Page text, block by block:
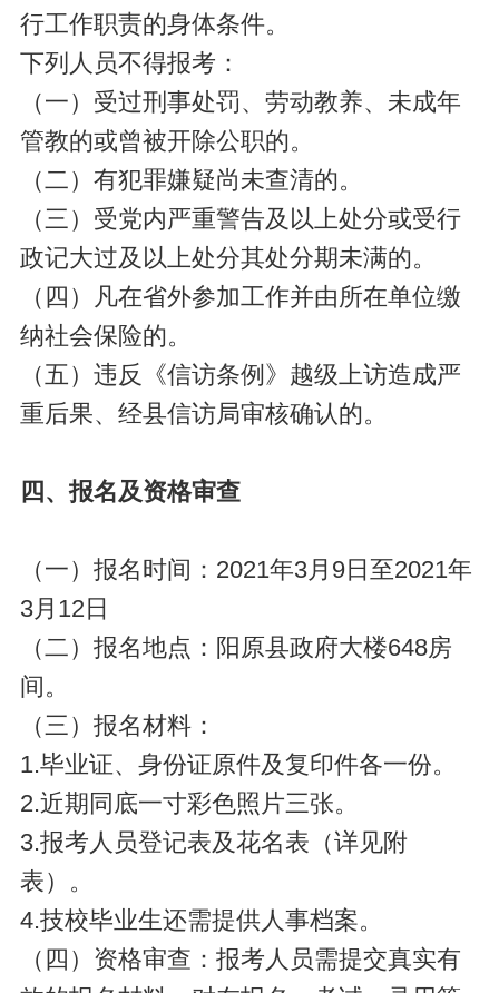
行工作职责的身体条件。
下列人员不得报考：
（一）受过刑事处罚、劳动教养、未成年
管教的或曾被开除公职的。
（二）有犯罪嫌疑尚未查清的。
（三）受党内严重警告及以上处分或受行
政记大过及以上处分其处分期未满的。
（四）凡在省外参加工作并由所在单位缴
纳社会保险的。
（五）违反《信访条例》越级上访造成严
重后果、经县信访局审核确认的。
四、报名及资格审查
（一）报名时间：2021年3月9日至2021年
3月12日
（二）报名地点：阳原县政府大楼648房
间。
（三）报名材料：
1.毕业证、身份证原件及复印件各一份。
2.近期同底一寸彩色照片三张。
3.报考人员登记表及花名表（详见附
表）。
4.技校毕业生还需提供人事档案。
（四）资格审查：报考人员需提交真实有